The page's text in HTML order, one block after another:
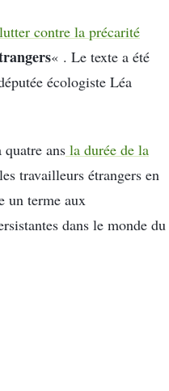
lutter contre la précarité
« . Le texte a été
écologiste Léa
ans la durée de la
travailleurs étrangers en
un terme aux
dans le monde du